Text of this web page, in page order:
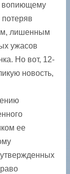
вопиющему
лишенным
ужасов
Но вот, 12-
новость,
ее